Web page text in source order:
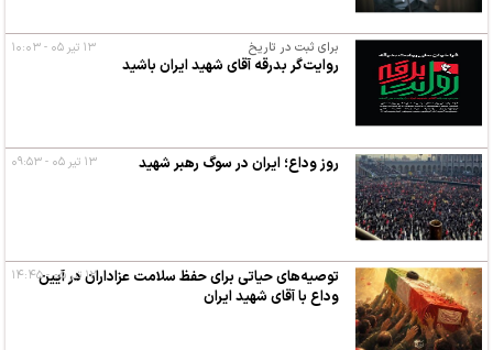
برای ثبت در تاریخ
روایت‌گر بدرقه آقای شهید ایران باشید
۱۳ تیر ۰۵ - ۱۰:۰۳
روز وداع؛ ایران در سوگ رهبر شهید ۱۳ تیر ۰۵ - ۰۹:۵۳
توصیه‌های حیاتی برای حفظ سلامت عزاداران در آیین
وداع با آقای شهید ایران
۱۲ تیر ۰۵ - ۱۴:۴۵